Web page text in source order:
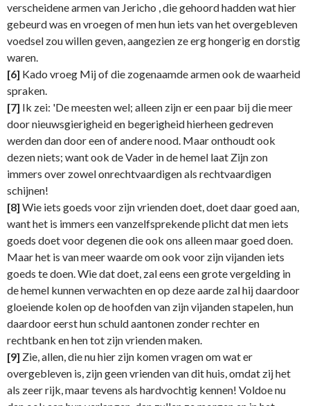
verscheidene armen van Jericho , die gehoord hadden wat hier
gebeurd was en vroegen of men hun iets van het overgebleven
voedsel zou willen geven, aangezien ze erg hongerig en dorstig
waren.
[6] Kado vroeg Mij of die zogenaamde armen ook de waarheid
spraken.
[7] Ik zei: 'De meesten wel; alleen zijn er een paar bij die meer
door nieuwsgierigheid en begerigheid hierheen gedreven
werden dan door een of andere nood. Maar onthoudt ook
dezen niets; want ook de Vader in de hemel laat Zijn zon
immers over zowel onrechtvaardigen als rechtvaardigen
schijnen!
[8] Wie iets goeds voor zijn vrienden doet, doet daar goed aan,
want het is immers een vanzelfsprekende plicht dat men iets
goeds doet voor degenen die ook ons alleen maar goed doen.
Maar het is van meer waarde om ook voor zijn vijanden iets
goeds te doen. Wie dat doet, zal eens een grote vergelding in
de hemel kunnen verwachten en op deze aarde zal hij daardoor
gloeiende kolen op de hoofden van zijn vijanden stapelen, hun
daardoor eerst hun schuld aantonen zonder rechter en
rechtbank en hen tot zijn vrienden maken.
[9] Zie, allen, die nu hier zijn komen vragen om wat er
overgebleven is, zijn geen vrienden van dit huis, omdat zij het
als zeer rijk, maar tevens als hardvochtig kennen! Voldoe nu